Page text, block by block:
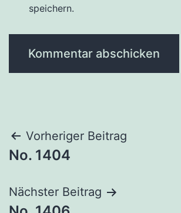
speichern.
Beitragsnavigation
Vorheriger Beitrag
No. 1404
Nächster Beitrag